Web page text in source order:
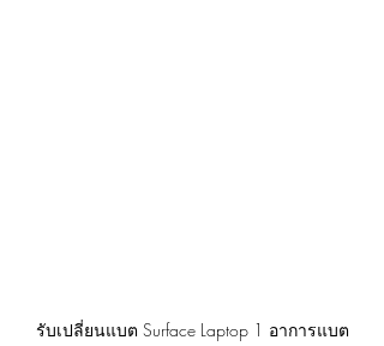
รับเปลี่ยนแบต Surface Laptop 1 อาการแบต